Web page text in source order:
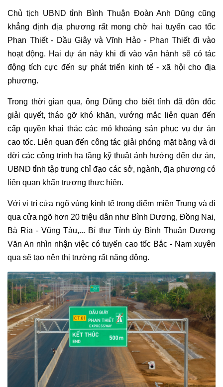
Chủ tịch UBND tỉnh Bình Thuận Đoàn Anh Dũng cũng
khẳng định địa phương rất mong chờ hai tuyến cao tốc
Phan Thiết - Dầu Giây và Vĩnh Hảo - Phan Thiết đi vào
hoạt động. Hai dự án này khi đi vào vận hành sẽ có tác
động tích cực đến sự phát triển kinh tế - xã hội cho địa
phương.
Trong thời gian qua, ông Dũng cho biết tỉnh đã đôn đốc
giải quyết, tháo gỡ khó khăn, vướng mắc liên quan đến
cấp quyền khai thác các mỏ khoáng sản phục vụ dự án
cao tốc. Liên quan đến công tác giải phóng mặt bằng và di
dời các công trình hạ tầng kỹ thuật ảnh hưởng đến dự án,
UBND tỉnh tập trung chỉ đạo các sở, ngành, địa phương có
liên quan khẩn trương thực hiện.
Với vị trí cửa ngõ vùng kinh tế trọng điểm miền Trung và đi
qua cửa ngõ hơn 20 triệu dân như Bình Dương, Đồng Nai,
Bà Rịa - Vũng Tàu,... Bí thư Tỉnh ủy Bình Thuận Dương
Văn An nhìn nhận việc có tuyến cao tốc Bắc - Nam xuyên
qua sẽ tạo nên thị trường rất năng động.